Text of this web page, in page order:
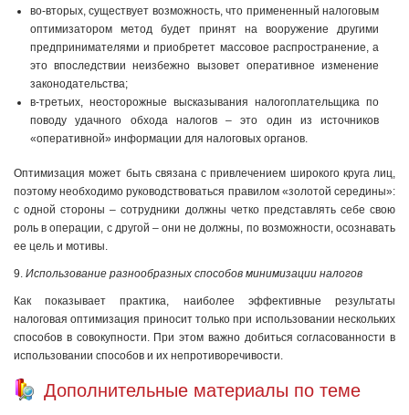
во-вторых, существует возможность, что примененный налоговым
оптимизатором метод будет принят на вооружение другими
предпринимателями и приобретет массовое распространение, а
это впоследствии неизбежно вызовет оперативное изменение
законодательства;
в-третьих, неосторожные высказывания налогоплательщика по
поводу удачного обхода налогов – это один из источников
«оперативной» информации для налоговых органов.
Оптимизация может быть связана с привлечением широкого круга лиц,
поэтому необходимо руководствоваться правилом «золотой середины»:
с одной стороны – сотрудники должны четко представлять себе свою
роль в операции, с другой – они не должны, по возможности, осознавать
ее цель и мотивы.
9. Использование разнообразных способов минимизации налогов
Как показывает практика, наиболее эффективные результаты
налоговая оптимизация приносит только при использовании нескольких
способов в совокупности. При этом важно добиться согласованности в
использовании способов и их непротиворечивости.
Дополнительные материалы по теме